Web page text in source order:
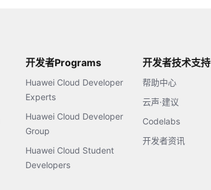
开发者Programs
Huawei Cloud Developer
Experts
Huawei Cloud Developer
Group
Huawei Cloud Student
Developers
开发者技术支持
帮助中心
云声·建议
Codelabs
开发者资讯